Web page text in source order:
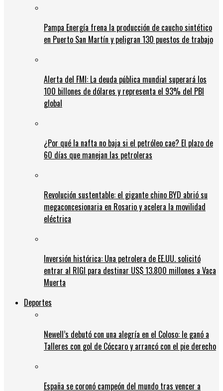
Pampa Energía frena la producción de caucho sintético
en Puerto San Martín y peligran 130 puestos de trabajo
Alerta del FMI: La deuda pública mundial superará los
100 billones de dólares y representa el 93% del PBI
global
¿Por qué la nafta no baja si el petróleo cae? El plazo de
60 días que manejan las petroleras
Revolución sustentable: el gigante chino BYD abrió su
megaconcesionaria en Rosario y acelera la movilidad
eléctrica
Inversión histórica: Una petrolera de EE.UU. solicitó
entrar al RIGI para destinar US$ 13.800 millones a Vaca
Muerta
Deportes
Newell’s debutó con una alegría en el Coloso: le ganó a
Talleres con gol de Cóccaro y arrancó con el pie derecho
España se coronó campeón del mundo tras vencer a